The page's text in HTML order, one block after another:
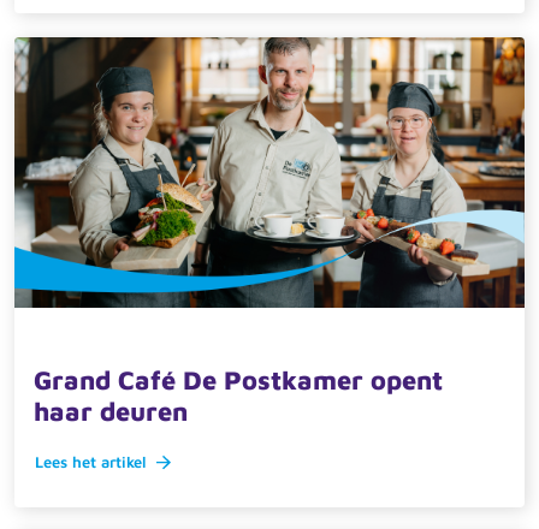
Grand Café De Postkamer opent
haar deuren
Lees het artikel